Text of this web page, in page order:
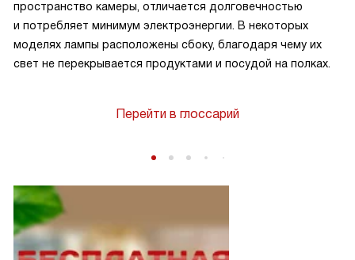
пространство камеры, отличается долговечностью
и потребляет минимум электроэнергии. В некоторых
моделях лампы расположены сбоку, благодаря чему их
свет не перекрывается продуктами и посудой на полках.
Перейти в глоссарий